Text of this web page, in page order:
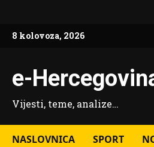
content
8 kolovoza, 2026
e-
Vijesti, teme, analize…
NASLOVNICA SPORT